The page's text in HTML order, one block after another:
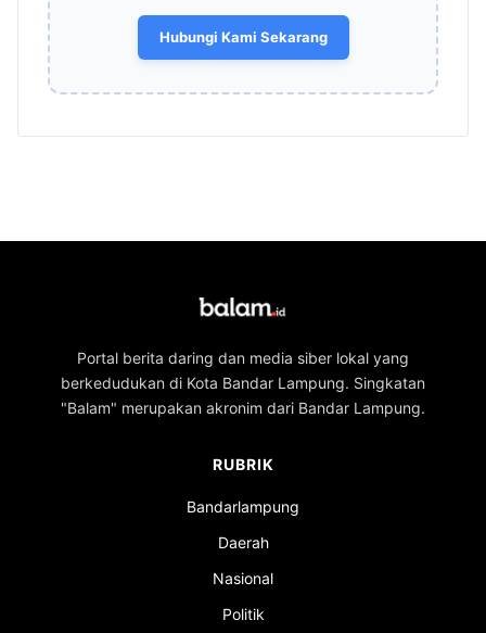
Hubungi Kami Sekarang
Portal berita daring dan media siber lokal yang
berkedudukan di Kota Bandar Lampung. Singkatan
"Balam" merupakan akronim dari Bandar Lampung.
RUBRIK
Bandarlampung
Daerah
Nasional
Politik